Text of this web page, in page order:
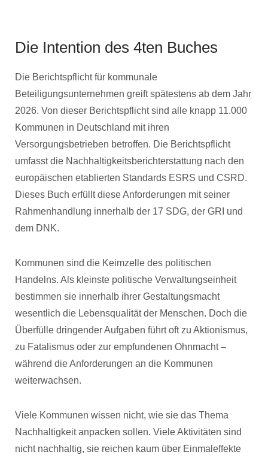
Die Intention des 4ten Buches
Die Berichtspflicht für kommunale
Beteiligungsunternehmen greift spätestens ab dem Jahr
2026. Von dieser Berichtspflicht sind alle knapp 11.000
Kommunen in Deutschland mit ihren
Versorgungsbetrieben betroffen. Die Berichtspflicht
umfasst die Nachhaltigkeitsberichterstattung nach den
europäischen etablierten Standards ESRS und CSRD.
Dieses Buch erfüllt diese Anforderungen mit seiner
Rahmenhandlung innerhalb der 17 SDG, der GRI und
dem DNK.
Kommunen sind die Keimzelle des politischen
Handelns. Als kleinste politische Verwaltungseinheit
bestimmen sie innerhalb ihrer Gestaltungsmacht
wesentlich die Lebensqualität der Menschen. Doch die
Überfülle dringender Aufgaben führt oft zu Aktionismus,
zu Fatalismus oder zur empfundenen Ohnmacht –
während die Anforderungen an die Kommunen
weiterwachsen.
Viele Kommunen wissen nicht, wie sie das Thema
Nachhaltigkeit anpacken sollen. Viele Aktivitäten sind
nicht nachhaltig, sie reichen kaum über Einmaleffekte